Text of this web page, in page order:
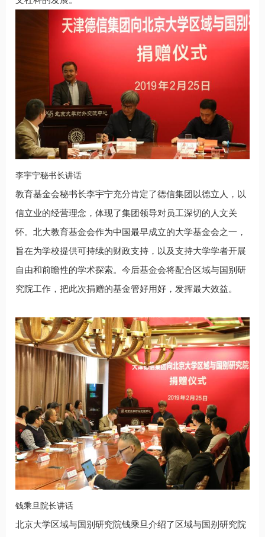
李宇宁秘书长讲话
教育基金会秘书长李宇宁充分肯定了德信集团以德立人，以
信立业的经营理念，体现了集团领导对员工深切的人文关
怀。北大教育基金会作为中国最早成立的大学基金会之一，
旨在为学校提供可持续的财政支持，以及支持大学学者开展
自由和前瞻性的学术探索。今后基金会将配合区域与国别研
究院工作，把此次捐赠的基金管好用好，发挥最大效益。
钱乘旦院长讲话
北京大学区域与国别研究院钱乘旦介绍了区域与国别研究院